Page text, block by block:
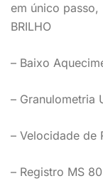
em único passo,
BRILHO
– Baixo
– Granulometria
– Velocidade de
– Registro MS